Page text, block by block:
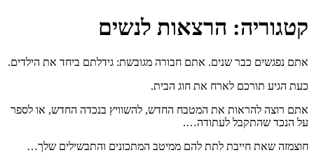
קטגוריה: הרצאות לנשים
אתם נפגשים כבר שנים. אתם חבורה מגובשת: גידלתם ביחד את הילדים.
כעת הגיע תורכם לארח את חוג הבית.
אתם רוצה להראות את המטבח החדש, להשוויץ בנכדה החדש, או לספר
על הנכד שהתקבל לעתודה….
חוצמזה שאת חייבת לתת להם ממיטב המתכונים והתבשילים שלך…